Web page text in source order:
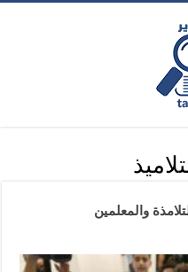
والمعلمين